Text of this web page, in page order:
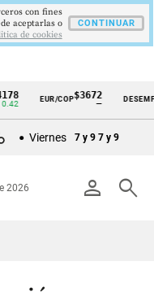
EUR/COP$3672
—
DESEMPLEO
▼
Viernes 7 y 9 7 y 9
person search
2026
con fines
aceptarlas o
de cookies
CONTINUAR